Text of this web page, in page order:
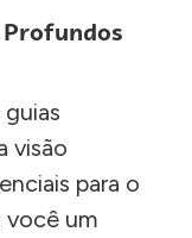
visão
para o
você um